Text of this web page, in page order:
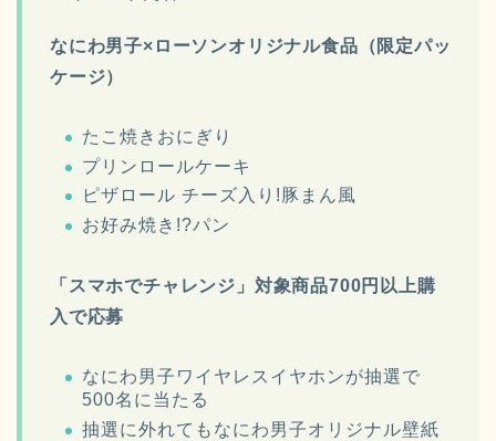
なにわ男子×ローソンオリジナル食品（限定パッ
ケージ）
たこ焼きおにぎり
プリンロールケーキ
ピザロール チーズ入り!豚まん風
お好み焼き!?パン
「スマホでチャレンジ」対象商品700円以上購
入で応募
なにわ男子ワイヤレスイヤホンが抽選で
500名に当たる
抽選に外れてもなにわ男子オリジナル壁紙